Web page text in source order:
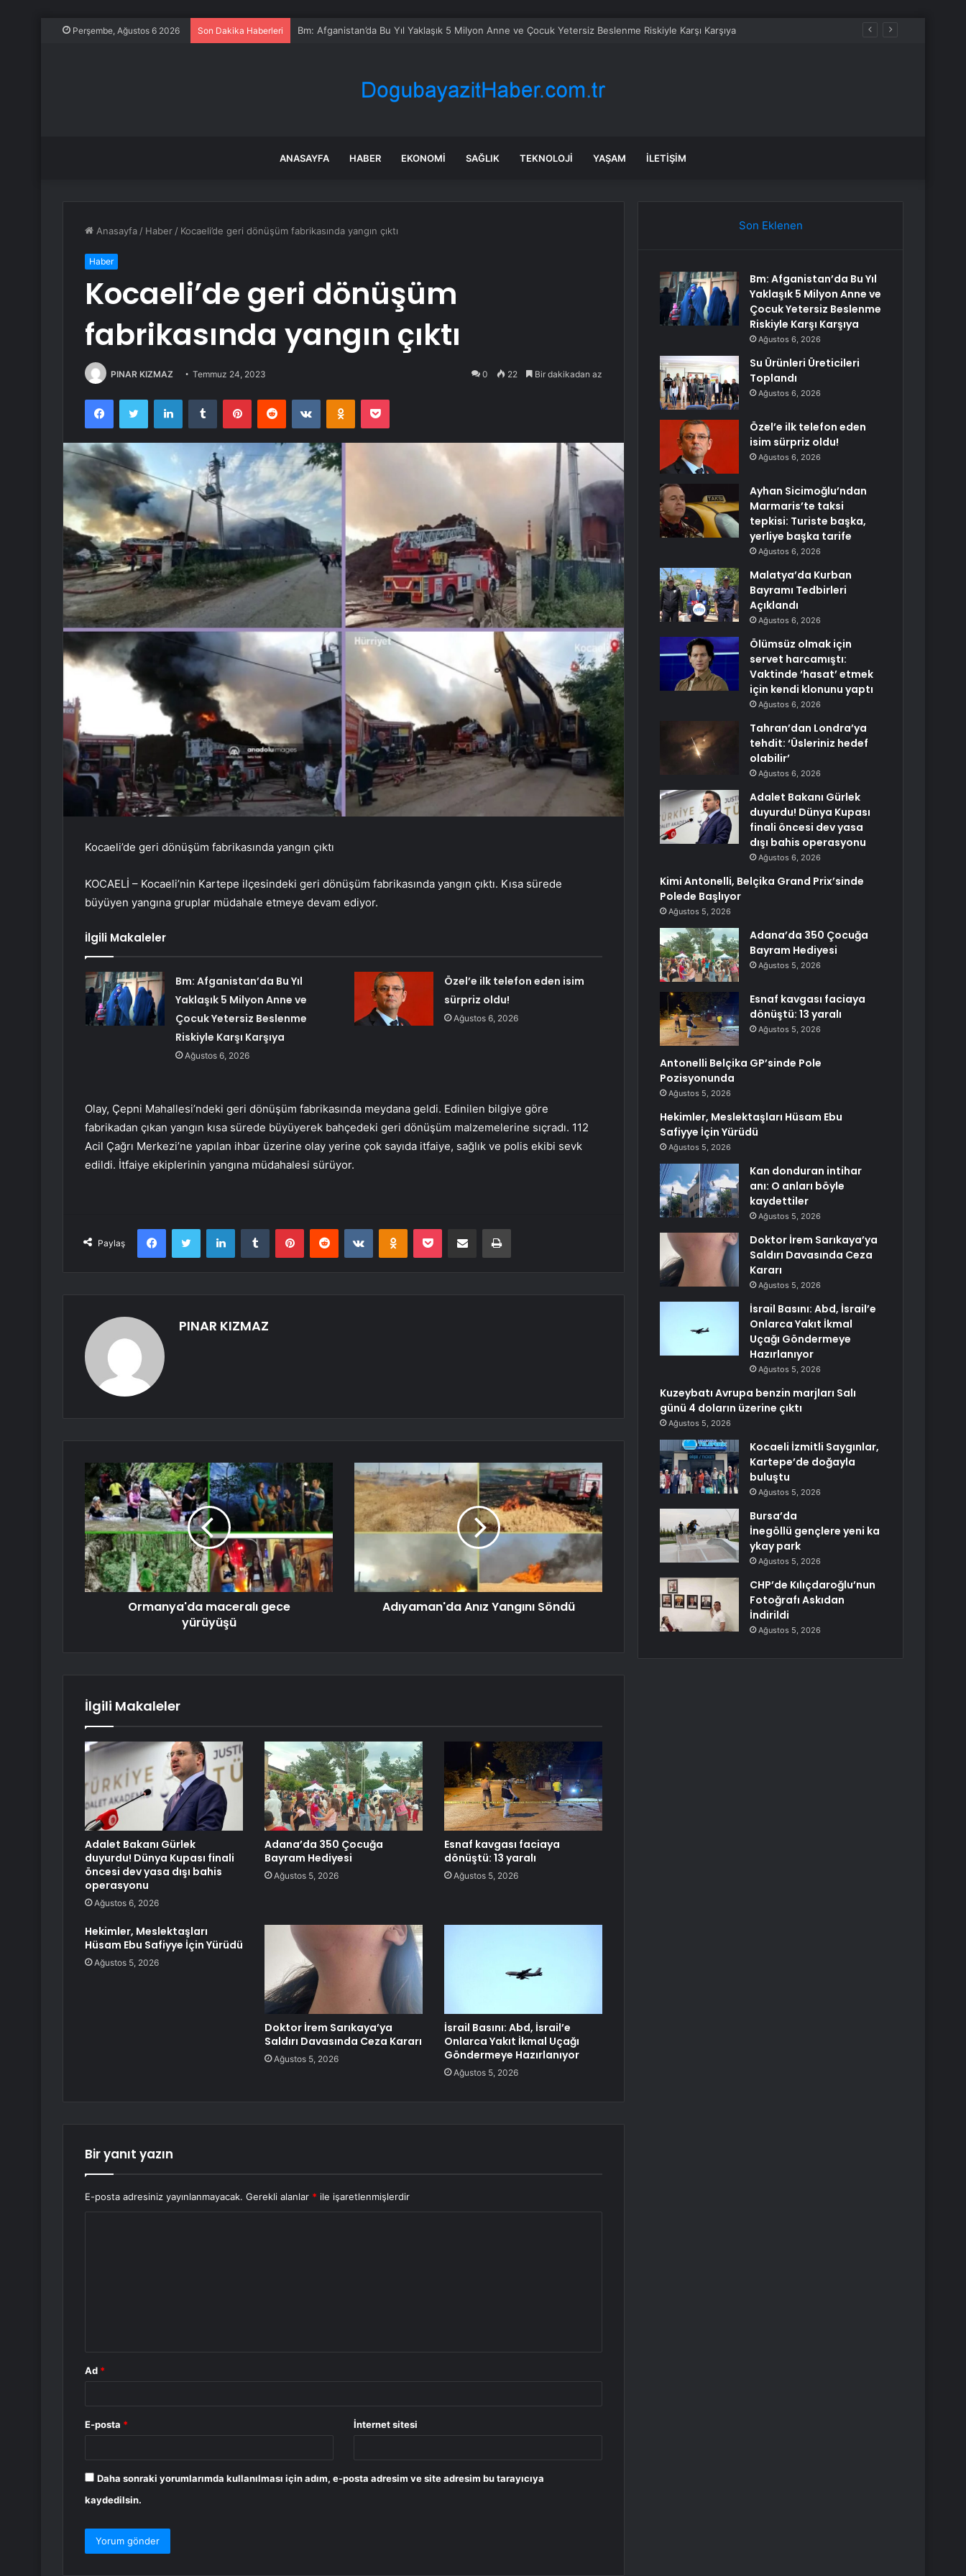
Perşembe, Ağustos 6 2026 Son Dakika Haberleri Su Ürünleri Üreticileri Toplandı
ANASAYFA HABER EKONOMI SAĞLIK TEKNOLOJI YAŞAM İLETIŞIM
Anasayfa / Haber / Kocaeli’de geri dönüşüm fabrikasında yangın çıktı
Haber
Kocaeli’de geri dönüşüm
fabrikasında yangın çıktı
PINAR KIZMAZ Temmuz 24, 2023 0 22 Bir dakikadan az
FacebookTwitter LinkedInTumblr PinterestReddit VKontakteOdnoklassniki
Pocket
Kocaeli’de geri dönüşüm fabrikasında yangın çıktı
KOCAELİ – Kocaeli’nin Kartepe ilçesindeki geri dönüşüm fabrikasında yangın çıktı. Kısa sürede
büyüyen yangına gruplar müdahale etmeye devam ediyor.
İlgili Makaleler
Bm: Afganistan’da Bu Yıl
Yaklaşık 5 Milyon Anne ve
Çocuk Yetersiz Beslenme
Riskiyle Karşı Karşıya
Ağustos 6, 2026
Özel’e ilk telefon eden isim
sürpriz oldu!
Ağustos 6, 2026
Olay, Çepni Mahallesi’ndeki geri dönüşüm fabrikasında meydana geldi. Edinilen bilgiye göre
fabrikadan çıkan yangın kısa sürede büyüyerek bahçedeki geri dönüşüm malzemelerine sıçradı. 112
Acil Çağrı Merkezi’ne yapılan ihbar üzerine olay yerine çok sayıda itfaiye, sağlık ve polis ekibi sevk
edildi. İtfaiye ekiplerinin yangına müdahalesi sürüyor.
Paylaş
FacebookTwitter LinkedInTumblr PinterestReddit VKontakteOdnoklassniki
Pocket E-Posta ile paylaş Yazdır
PINAR KIZMAZ
Ormanya'da maceralı gece
yürüyüşü
Adıyaman'da Anız Yangını Söndü
İlgili Makaleler
Adalet Bakanı Gürlek
duyurdu! Dünya Kupası finali
öncesi dev yasa dışı bahis
operasyonu
Ağustos 6, 2026
Adana’da 350 Çocuğa
Bayram Hediyesi
Ağustos 5, 2026
Esnaf kavgası faciaya
dönüştü: 13 yaralı
Ağustos 5, 2026
Hekimler, Meslektaşları
Hüsam Ebu Safiyye İçin Yürüdü
Ağustos 5, 2026
Doktor İrem Sarıkaya’ya
Saldırı Davasında Ceza Kararı
Ağustos 5, 2026
İsrail Basını: Abd, İsrail’e
Onlarca Yakıt İkmal Uçağı
Göndermeye Hazırlanıyor
Ağustos 5, 2026
Bir yanıt yazın
E-posta adresiniz yayınlanmayacak. Gerekli alanlar * ile işaretlenmişlerdir
Ad *
E-posta * İnternet sitesi
Daha sonraki yorumlarımda kullanılması için adım, e-posta adresim ve site adresim bu tarayıcıya
kaydedilsin.
Son Eklenen
Bm: Afganistan’da Bu Yıl
Yaklaşık 5 Milyon Anne ve
Çocuk Yetersiz Beslenme
Riskiyle Karşı Karşıya
Ağustos 6, 2026
Su Ürünleri Üreticileri
Toplandı
Ağustos 6, 2026
Özel’e ilk telefon eden
isim sürpriz oldu!
Ağustos 6, 2026
Ayhan Sicimoğlu’ndan
Marmaris’te taksi
tepkisi: Turiste başka,
yerliye başka tarife
Ağustos 6, 2026
Malatya’da Kurban
Bayramı Tedbirleri
Açıklandı
Ağustos 6, 2026
Ölümsüz olmak için
servet harcamıştı:
Vaktinde ‘hasat’ etmek
için kendi klonunu yaptı
Ağustos 6, 2026
Tahran’dan Londra’ya
tehdit: ‘Üsleriniz hedef
olabilir’
Ağustos 6, 2026
Adalet Bakanı Gürlek
duyurdu! Dünya Kupası
finali öncesi dev yasa
dışı bahis operasyonu
Ağustos 6, 2026
Kimi Antonelli, Belçika Grand Prix’sinde
Polede Başlıyor
Ağustos 5, 2026
Adana’da 350 Çocuğa
Bayram Hediyesi
Ağustos 5, 2026
Esnaf kavgası faciaya
dönüştü: 13 yaralı
Ağustos 5, 2026
Antonelli Belçika GP’sinde Pole
Pozisyonunda
Ağustos 5, 2026
Hekimler, Meslektaşları Hüsam Ebu
Safiyye İçin Yürüdü
Ağustos 5, 2026
Kan donduran intihar
anı: O anları böyle
kaydettiler
Ağustos 5, 2026
Doktor İrem Sarıkaya’ya
Saldırı Davasında Ceza
Kararı
Ağustos 5, 2026
İsrail Basını: Abd, İsrail’e
Onlarca Yakıt İkmal
Uçağı Göndermeye
Hazırlanıyor
Ağustos 5, 2026
Kuzeybatı Avrupa benzin marjları Salı
günü 4 doların üzerine çıktı
Ağustos 5, 2026
Kocaeli İzmitli Saygınlar,
Kartepe’de doğayla
buluştu
Ağustos 5, 2026
Bursa’da
İnegöllü gençlere yeni ka
ykay park
Ağustos 5, 2026
CHP’de Kılıçdaroğlu’nun
Fotoğrafı Askıdan
İndirildi
Ağustos 5, 2026